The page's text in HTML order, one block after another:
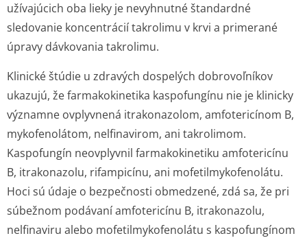
užívajúcich oba lieky je nevyhnutné štandardné
sledovanie koncentrácií takrolimu v krvi a primerané
úpravy dávkovania takrolimu.
Klinické štúdie u zdravých dospelých dobrovoľníkov
ukazujú, že farmakokinetika kaspofungínu nie je klinicky
významne ovplyvnená itrakonazolom, amfotericínom B,
mykofenolátom, nelfinavirom, ani takrolimom.
Kaspofungín neovplyvnil farmakokinetiku amfotericínu
B, itrakonazolu, rifampicínu, ani mofetilmykofe­nolátu.
Hoci sú údaje o bezpečnosti obmedzené, zdá sa, že pri
súbežnom podávaní amfotericínu B, itrakonazolu,
nelfinaviru alebo mofetilmykofenolátu s kaspofungínom